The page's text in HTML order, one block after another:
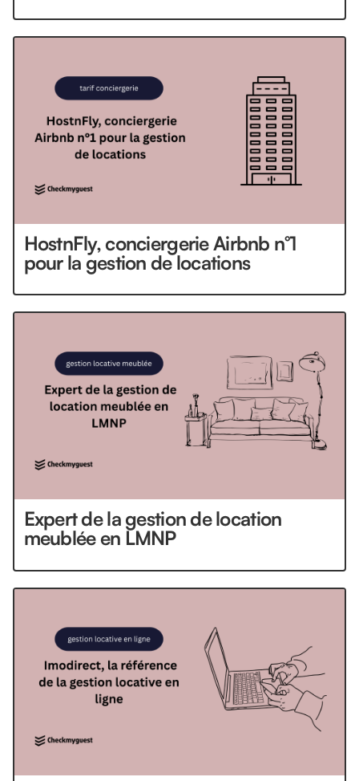
HostnFly, conciergerie Airbnb n°1
pour la gestion de locations
Expert de la gestion de location
meublée en LMNP